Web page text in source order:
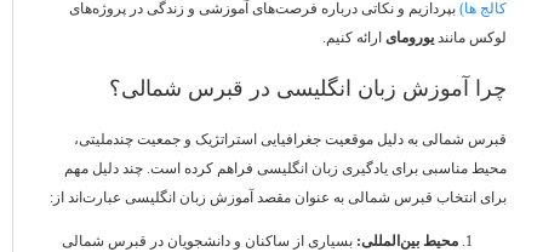
کالج ها) بپردازیم و نکاتی درباره فرصت‌های آموزشی و زندگی در پروژه‌های
لوکس مانند یورومای ارائه کنیم.
چرا آموزش زبان انگلیسی در قبرس شمالی؟
قبرس شمالی به دلیل موقعیت جغرافیایی استراتژیک و جمعیت چندملیتی،
محیط مناسبی برای یادگیری زبان انگلیسی فراهم کرده است. چند دلیل مهم
برای انتخاب قبرس شمالی به عنوان مقصد آموزش زبان انگلیسی عبارت‌اند از:
محیط بین‌المللی: بسیاری از ساکنان و دانشجویان در قبرس شمالی